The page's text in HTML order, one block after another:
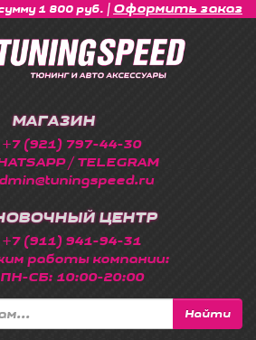
1 800 руб. | Оформить заказ
МАГАЗИН
+7 (921) 797-44-30
/ TELEGRAM
ЦЕНТР
+7 (911) 941-94-31
работы компании:
ПН-СБ: 10:00-20:00
Найти